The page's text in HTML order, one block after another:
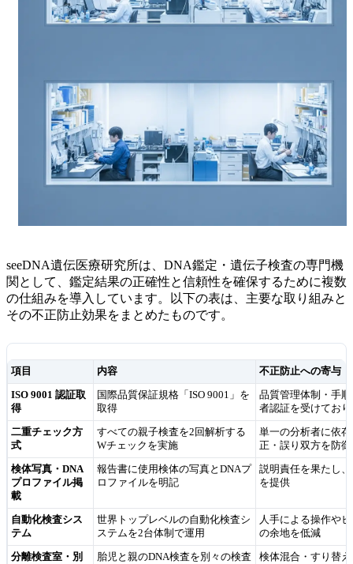
seeDNA遺伝医療研究所は、DNA鑑定・遺伝子検査の専門機
関として、鑑定結果の正確性と信頼性を確保するために複数
の仕組みを導入しています。以下の表は、主要な取り組みと
その不正防止効果をまとめたものです。
項目 内容 不正防止への寄与
ISO 9001 認証取
得
国際品質保証規格「ISO 9001」を
取得
品質管理体制・手
者認証を受けてお
二重チェック方
式
すべての親子検査を2回解析する
Wチェックを実施
単一の分析者に依
正・誤り双方を防御
検体写真・DNA
プロファイル掲
載
報告書に使用検体の写真とDNAプ
ロファイルを明記
説明責任を果たし
を提供
自動化検査シス
テム
世界トップレベルの自動化検査シ
ステムを2台体制で運用
人手による操作や
の余地を低減
分離検査室・別
胎児と親のDNA検査を別々の検査
検体混合・すり替